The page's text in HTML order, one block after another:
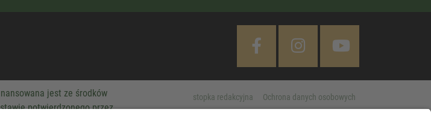
jest ze środków
potwierdzonego przez
stopka redakcyjna Ochrona danych osobowych